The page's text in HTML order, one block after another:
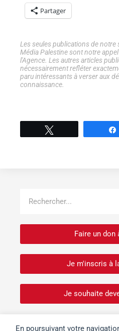
En poursuivant votre
Partager
Les seules publications de notre
Média Palestine sont notre
l'Agence. Les autres articles
nécessairement refléter
paru intéressants à verser aux
connaissance.
Faire un don
Je m'inscris à
Je souhaite